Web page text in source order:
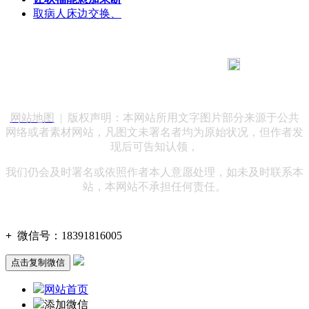
取病人床边交换、
网站地图
| 版权声明：本网站所用文字图片部分来源于公共
网络或者素材网站，凡图文未署名者均为原始状况，但作者发
现后可告知认领，
我们仍会及时署名或依照作者本人意愿处理，如未及时联系本
站，本网站不承担任何责任。
+ 微信号： 18391816005
点击复制微信
网站首页
添加微信